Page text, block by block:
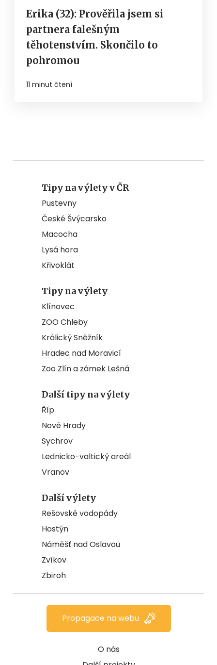
Erika (32): Prověřila jsem si
partnera falešným
těhotenstvím. Skončilo to
pohromou
11 minut čtení
Tipy na výlety v ČR
Pustevny
České Švýcarsko
Macocha
Lysá hora
Křivoklát
Tipy na výlety
Klínovec
ZOO Chleby
Králický Sněžník
Hradec nad Moravicí
Zoo Zlín a zámek Lešná
Další tipy na výlety
Říp
Nové Hrady
Sychrov
Lednicko-valtický areál
Vranov
Další výlety
Rešovské vodopády
Hostýn
Náměšť nad Oslavou
Zvíkov
Zbiroh
O nás
Propagace na webu